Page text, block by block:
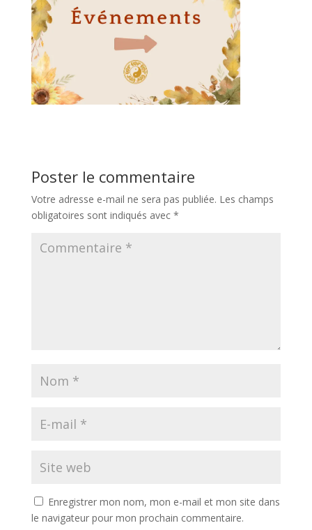
Poster le commentaire
Votre adresse e-mail ne sera pas publiée. Les champs
obligatoires sont indiqués avec *
Enregistrer mon nom, mon e-mail et mon site dans
le navigateur pour mon prochain commentaire.